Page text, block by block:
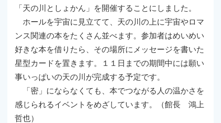
「天の川としょかん」を開催することにしました。
ホールを宇宙に見立てて、天の川の上に宇宙やロマ
ンス関連の本をたくさん並べます。参加者はめいめい
好きな本を借りたら、その場所にメッセージを書いた
星型カードを置きます。１１日までの期間中には願い
事いっぱいの天の川が完成する予定です。
「密」にならなくても、本でつながる人の温かさを
感じられるイベントをめざしています。（館長 鴻上
哲也）